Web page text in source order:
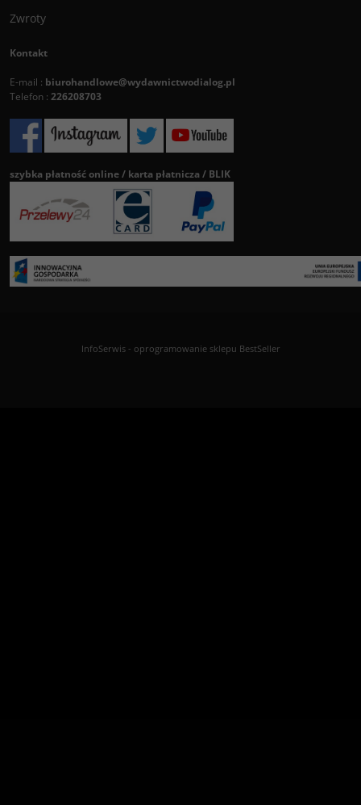
Zwroty
Kontakt
E-mail : biurohandlowe@wydawnictwodialog.pl
Telefon : 226208703
szybka płatność online / karta płatnicza / BLIK
InfoSerwis- oprogramowanie sklepu BestSeller